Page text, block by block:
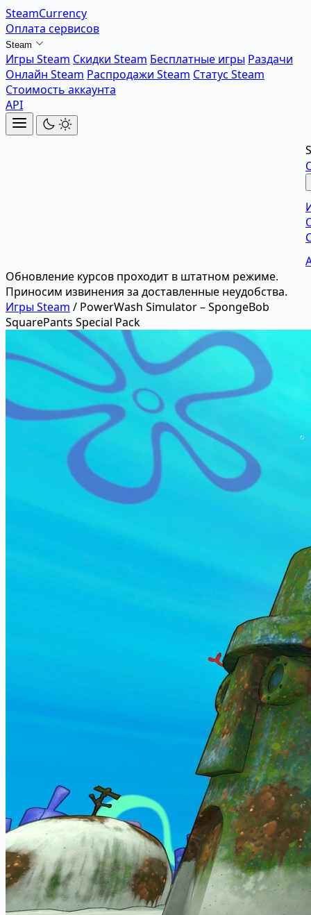
SteamCurrency
Оплата сервисов
Steam
Игры Steam Скидки Steam Бесплатные игры Раздачи
Онлайн Steam Распродажи Steam Статус Steam
Стоимость аккаунта
API
Обновление курсов проходит в штатном режиме.
Приносим извинения за доставленные неудобства.
Игры Steam / PowerWash Simulator – SpongeBob
SquarePants Special Pack